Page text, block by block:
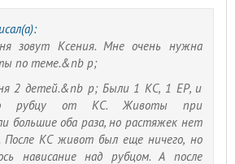
зовут Ксения. Мне очень нужна
по теме.&nb p;
2 детей.&nb p; Были 1 КС, 1 ЕР, и
рубцу от КС. Животы при
большие оба раза, но растяжек нет
После КС живот был еще ничего, но
нависание над рубцом. А после